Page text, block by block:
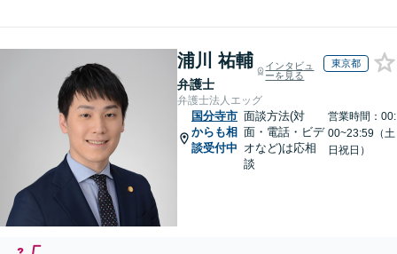
浦川 祐輔
弁護士
インタビュ
ーを見る
東京都
弁護士法人エッグ
国分寺市
からも相
談受付中
面談方法(対
面・電話・ビデ
オなど)は応相
談
営業時間：00:
00~23:59（土
日祝日）